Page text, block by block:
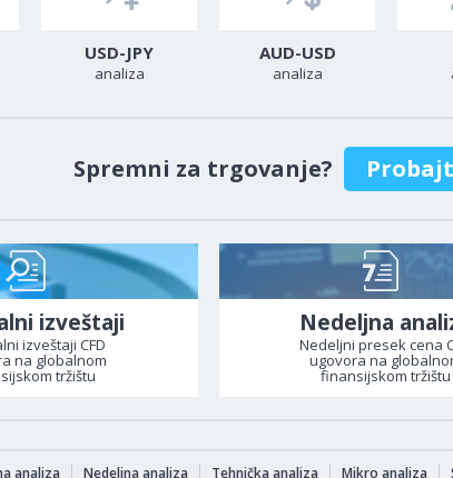
USD-JPY
analiza
AUD-USD
analiza
Spremni za trgovanje?
izveštaji
izveštaji CFD
na globalnom
tržištu
Nedeljna
Nedeljni presek cena
ugovora na
finansijskom tržištu
analiza Nedeljna analiza Tehnička analiza Mikro analiza